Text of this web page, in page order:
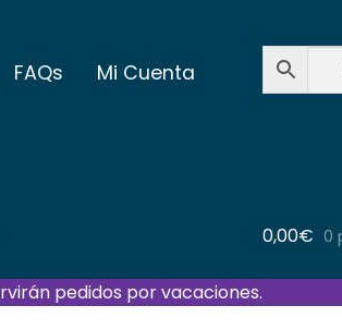
FAQs Mi Cuenta
0,00€ 0
pedidos por vacaciones.